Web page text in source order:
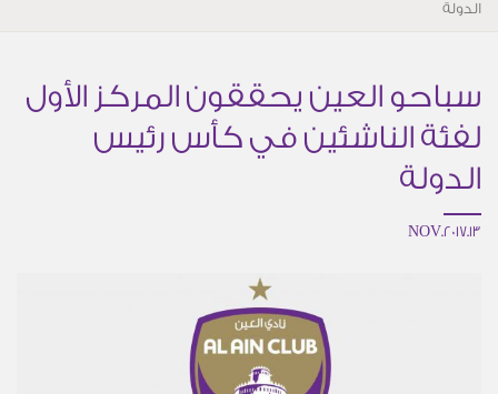
الدولة
سباحو العين يحققون المركز الأول
لفئة الناشئين في كأس رئيس
الدولة
13.NOV.2017